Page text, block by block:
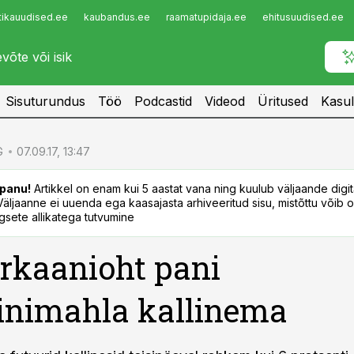
kaubandus.ee raamatupidaja.ee ehitusuudised.ee
Infopank
Sisuturundus Töö Podcastid Videod Üritused
07.09.17, 13:47
Artikkel on enam kui 5 aastat vana ning kuulub väljaande
ei uuenda ega kaasajasta arhiveeritud sisu, mistõttu võib
allikatega tutvumine
pani
kallinema